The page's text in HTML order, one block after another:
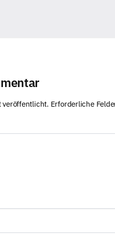
veröffentlicht. Erforderliche